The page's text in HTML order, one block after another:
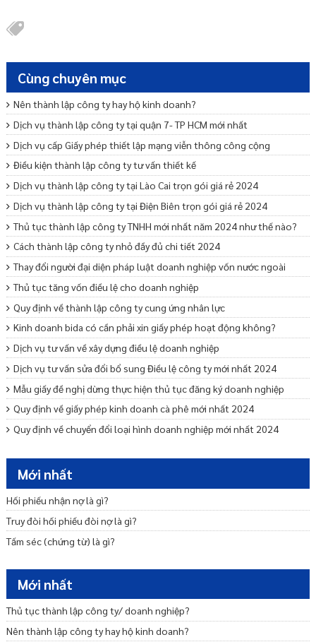
Cùng chuyên mục
Nên thành lập công ty hay hộ kinh doanh?
Dịch vụ thành lập công ty tại quận 7- TP HCM mới nhất
Dịch vụ cấp Giấy phép thiết lập mạng viễn thông công cộng
Điều kiện thành lập công ty tư vấn thiết kế
Dịch vụ thành lập công ty tại Lào Cai trọn gói giá rẻ 2024
Dịch vụ thành lập công ty tại Điện Biên trọn gói giá rẻ 2024
Thủ tục thành lập công ty TNHH mới nhất năm 2024 như thế nào?
Cách thành lập công ty nhỏ đầy đủ chi tiết 2024
Thay đổi người đại diện pháp luật doanh nghiệp vốn nước ngoài
Thủ tục tăng vốn điều lệ cho doanh nghiệp
Quy định về thành lập công ty cung ứng nhân lực
Kinh doanh bida có cần phải xin giấy phép hoạt động không?
Dịch vụ tư vấn về xây dựng điều lệ doanh nghiệp
Dịch vụ tư vấn sửa đổi bổ sung Điều lệ công ty mới nhất 2024
Mẫu giấy đề nghị dừng thực hiện thủ tục đăng ký doanh nghiệp
Quy định về giấy phép kinh doanh cà phê mới nhất 2024
Quy định về chuyển đổi loại hình doanh nghiệp mới nhất 2024
Dịch vụ tư vấn khởi nghiệp – Startup trọn gói uy tín
Tư vấn miễn nhiệm bãi miễn thành viên Ban quản trị nhà chung cư
Mới nhất
Hối phiếu nhận nợ là gì?
Truy đòi hối phiếu đòi nợ là gì?
Tấm séc (chứng từ) là gì?
Mới nhất
Thủ tục thành lập công ty/ doanh nghiệp?
Nên thành lập công ty hay hộ kinh doanh?